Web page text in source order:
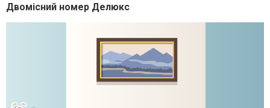
Двомісний номер Делюкс